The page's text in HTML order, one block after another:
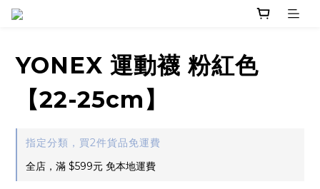
YONEX 運動襪 粉紅色
【22-25cm】
指定分類，買2件貨品免運費
全店，滿 $599元 免本地運費